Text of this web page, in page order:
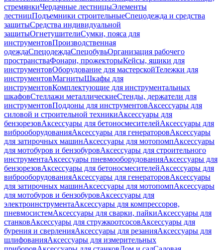
стремянкиЧердачные лестницыЭлементы
лестницПодъемники строительныеСпецодежда и средства
защитыСредства индивидуальной
защитыОгнетушителиСумки, пояса для
инструментовПроизводственная
одеждаСпецодеждаСпецобувьОрганизация рабочего
пространстваФонари, прожекторыКейсы, ящики для
инструментовОборудование для мастерскойТележки для
инструментовМагнитыШкафы для
инструментовКомплектующие для инструментальных
шкафовСтеллажи металлическиеСтенды, держатели для
инструментовПоддоны для инструментовАксессуары для
силовой и строительной техникиАксессуары для
бензорезовАксессуары для бетоносмесителейАксессуары для
виброоборудованияАксессуары для генераторовАксессуары
для затирочных машинАксессуары для мотопомпАксессуары
для мотобуров и бензобуровАксессуары для строительного
инструментаАксессуары пневмооборудованияАксессуары для
бензорезовАксессуары для бетоносмесителейАксессуары для
виброоборудованияАксессуары для генераторовАксессуары
для затирочных машинАксессуары для мотопомпАксессуары
для мотобуров и бензобуровАксессуары для
электроинструментаАксессуары для компрессоров,
пневмосистемАксессуары для сварки, пайкиАксессуары для
станковАксессуары для стружкоотсосовАксессуары для
бурения и сверленияАксессуары для резанияАксессуары для
шлифованияАксессуары для измерительных